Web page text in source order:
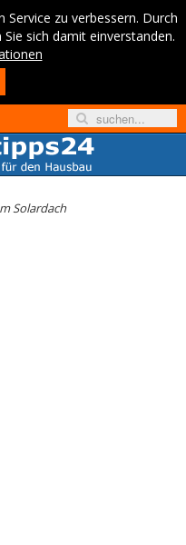
zu verbessern. Durch
sich damit einverstanden.
Solardach